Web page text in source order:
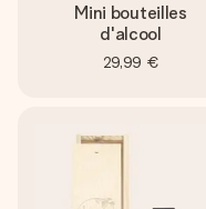
Mini bouteilles
d'alcool
29,99 €